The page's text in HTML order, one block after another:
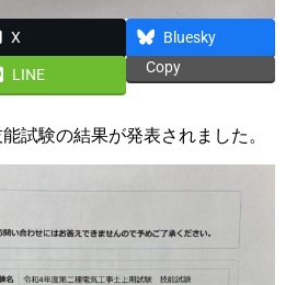
X
Bluesky
LINE Copy
試験の結果が発表されました。